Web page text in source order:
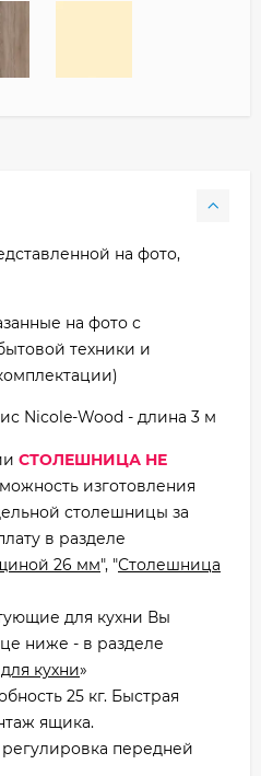
на фото,
на фото с
техники и
Nicole-Wood - длина 3 м
СТОЛЕШНИЦА НЕ
изготовления
столешницы за
в разделе
26 мм", "Столешница
для кухни Вы
ниже - в разделе
кухни»
25 кг. Быстрая
ящика.
передней